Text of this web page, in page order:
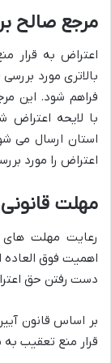
مرجع صالح
اعتراض به قرار
بالاتری مورد
فراهم شود. این
با لایحه اعتراض
استان ارسال می
اعتراض را مورد
مهلت
رعایت مهلت های
اهمیت فوق العاده
دست رفتن حق
قرار منع تعقیب